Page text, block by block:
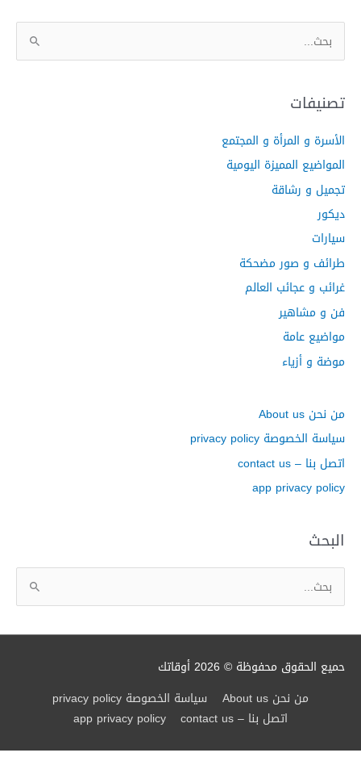
ح
ع
ن
:
تصنيفات
الأسرة و المرأة و المجتمع
المواضيع المميزة اليومية
تجميل و رشاقة
ديكور
سيارات
طرائف و صور مضحكة
غرائب و عجائب العالم
فن و مشاهير
مواضيع عامة
موضة و أزياء
من نحن About us
سياسة الخصوصة privacy policy
اتصل بنا – contact us
app privacy policy
البحث
ث
حميع الحقوق محفوظة © 2026
أوقاتك
من نحن About us
سياسة الخصوصة privacy policy
اتصل بنا – contact us
app privacy policy